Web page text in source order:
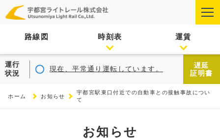
路線図 時刻表 運賃
運行
状況
現在、平常通り運転しています。
遅延
証明書
ホーム お知らせ
宇都宮駅東口付近での自動車との接触事故につい
て
お知らせ